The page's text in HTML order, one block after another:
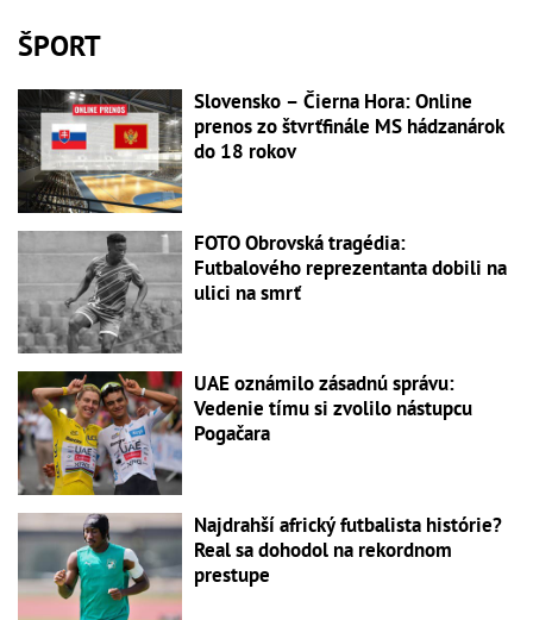
ŠPORT
Slovensko – Čierna Hora: Online
prenos zo štvrťfinále MS hádzanárok
do 18 rokov
FOTO Obrovská tragédia:
Futbalového reprezentanta dobili na
ulici na smrť
UAE oznámilo zásadnú správu:
Vedenie tímu si zvolilo nástupcu
Pogačara
Najdrahší africký futbalista histórie?
Real sa dohodol na rekordnom
prestupe